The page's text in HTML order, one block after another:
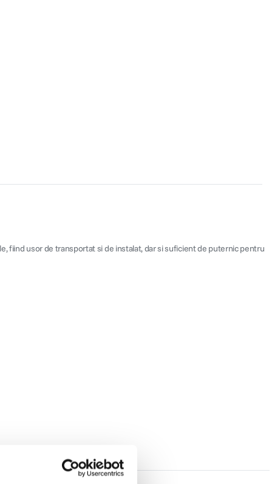
fiind usor de transportat si de instalat, dar si suficient de puternic pentru